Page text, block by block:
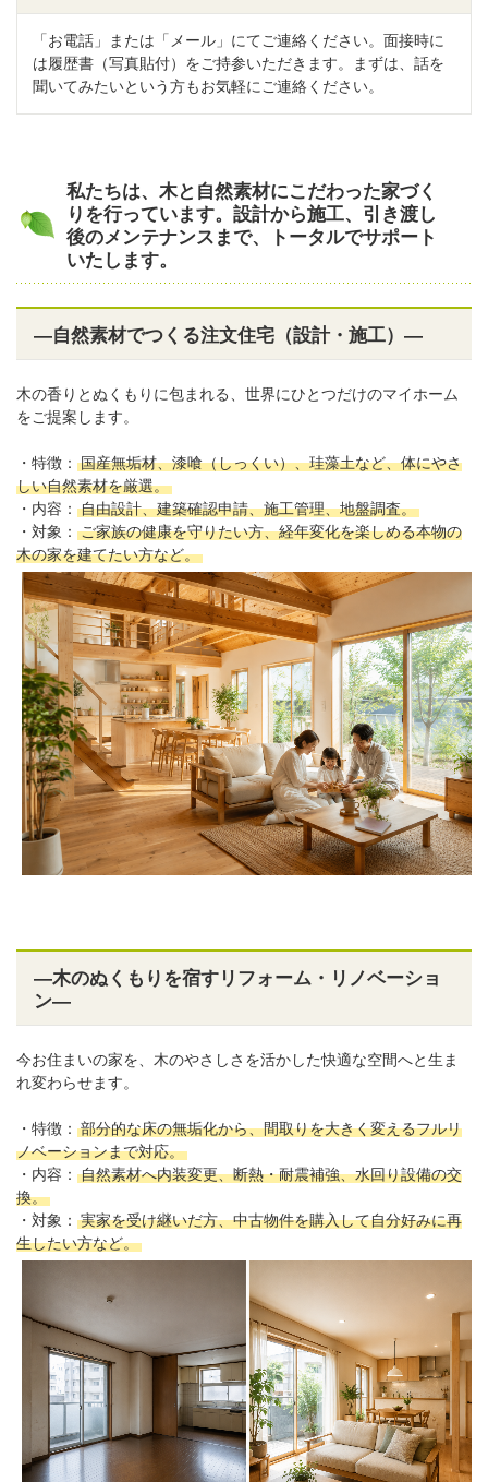
「お電話」または「メール」にてご連絡ください。面接時に
は履歴書（写真貼付）をご持参いただきます。まずは、話を
聞いてみたいという方もお気軽にご連絡ください。
私たちは、木と自然素材にこだわった家づく
りを行っています。設計から施工、引き渡し
後のメンテナンスまで、トータルでサポート
いたします。
―自然素材でつくる注文住宅（設計・施工）―
木の香りとぬくもりに包まれる、世界にひとつだけのマイホーム
をご提案します。
・特徴： 国産無垢材、漆喰（しっくい）、珪藻土など、体にやさ
しい自然素材を厳選。
・内容： 自由設計、建築確認申請、施工管理、地盤調査。
・対象： ご家族の健康を守りたい方、経年変化を楽しめる本物の
木の家を建てたい方など。
―木のぬくもりを宿すリフォーム・リノベーショ
ン―
今お住まいの家を、木のやさしさを活かした快適な空間へと生ま
れ変わらせます。
・特徴： 部分的な床の無垢化から、間取りを大きく変えるフルリ
ノベーションまで対応。
・内容： 自然素材へ内装変更、断熱・耐震補強、水回り設備の交
換。
・対象： 実家を受け継いだ方、中古物件を購入して自分好みに再
生したい方など。